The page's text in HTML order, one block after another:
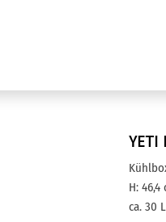
YETI
H: 46,4
ca. 30